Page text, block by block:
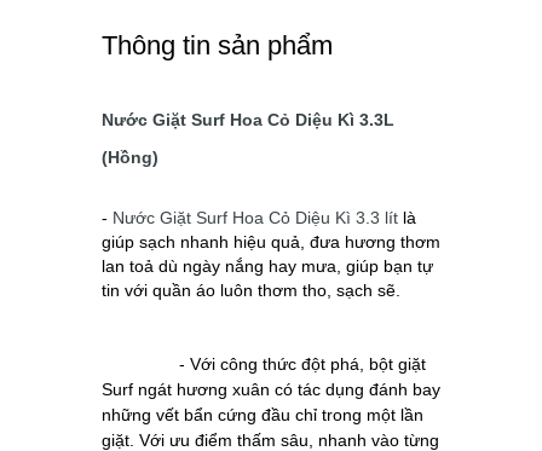
Thông tin sản phẩm
Nước Giặt Surf Hoa Cỏ Diệu Kì 3.3L
(Hồng)
- Nước Giặt Surf Hoa Cỏ Diệu Kì 3.3 lít
giúp sạch nhanh hiệu quả, đưa hương thơm
lan toả dù ngày nắng hay mưa, giúp bạn tự
tin với quần áo luôn thơm tho, sạch sẽ.
- Với công thức đột phá, bột giặt
Surf ngát hương xuân có tác dụng đánh bay
những vết bẩn cứng đầu chỉ trong một lần
giặt. Với ưu điểm thấm sâu, nhanh vào từng